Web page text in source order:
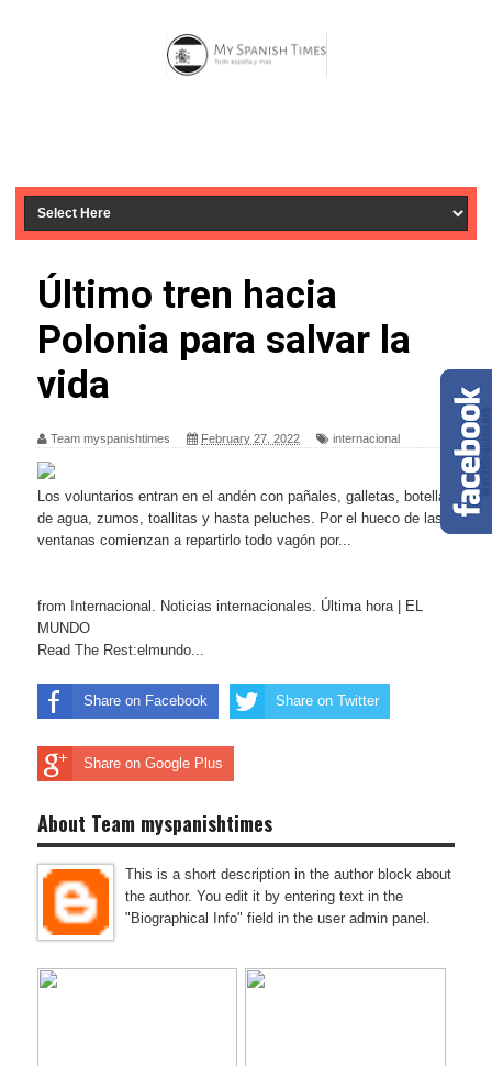
Último tren hacia
Polonia para salvar la
vida
Team myspanishtimes February 27, 2022 internacional
Los voluntarios entran en el andén con pañales, galletas, botellas
de agua, zumos, toallitas y hasta peluches. Por el hueco de las
ventanas comienzan a repartirlo todo vagón por...
from Internacional. Noticias internacionales. Última hora | EL
MUNDO
Read The Rest:elmundo...
Share on Facebook Share on Twitter
Share on Google Plus
About Team myspanishtimes
This is a short description in the author block about
the author. You edit it by entering text in the
"Biographical Info" field in the user admin panel.